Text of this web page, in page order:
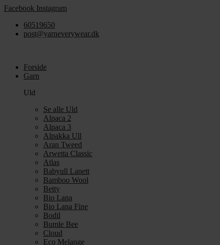
Videre
indhold
Facebook Instagram
60519650
post@yarneverywear.dk
Forside
Garn
Uld
Se alle Uld
Alpaca 2
Alpaca 3
Alpakka Ull
Aran Tweed
Arwetta Classic
Atlas
Babyull Lanett
Bamboo Wool
Betty
Bio Lana
Bio Lana Fine
Bodil
Bumle Bee
Cloud
Eco Melange